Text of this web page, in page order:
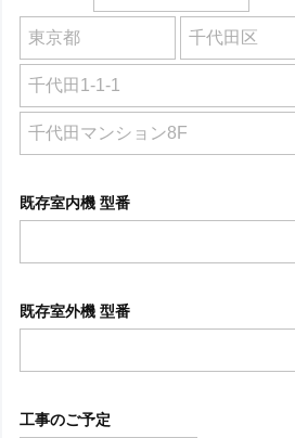
既存室内機 型番
既存室外機 型番
工事のご予定